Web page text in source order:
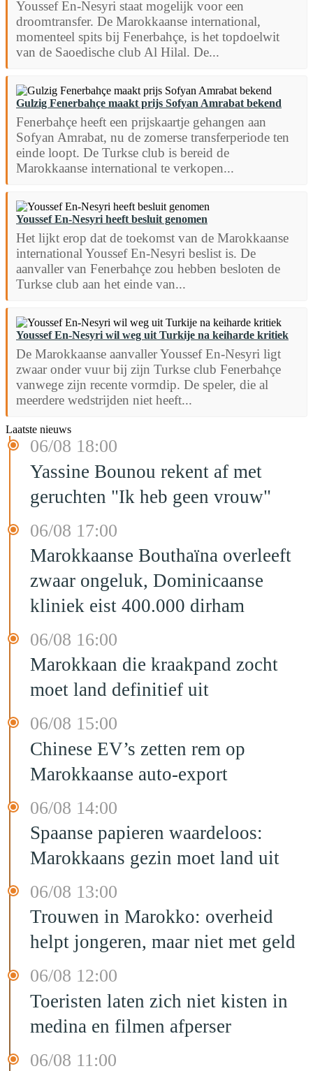
Youssef En-Nesyri staat mogelijk voor een
droomtransfer. De Marokkaanse international,
momenteel spits bij Fenerbahçe, is het topdoelwit
van de Saoedische club Al Hilal. De...
Gulzig Fenerbahçe maakt prijs Sofyan Amrabat bekend
Fenerbahçe heeft een prijskaartje gehangen aan
Sofyan Amrabat, nu de zomerse transferperiode ten
einde loopt. De Turkse club is bereid de
Marokkaanse international te verkopen...
Youssef En-Nesyri heeft besluit genomen
Het lijkt erop dat de toekomst van de Marokkaanse
international Youssef En-Nesyri beslist is. De
aanvaller van Fenerbahçe zou hebben besloten de
Turkse club aan het einde van...
Youssef En-Nesyri wil weg uit Turkije na keiharde kritiek
De Marokkaanse aanvaller Youssef En-Nesyri ligt
zwaar onder vuur bij zijn Turkse club Fenerbahçe
vanwege zijn recente vormdip. De speler, die al
meerdere wedstrijden niet heeft...
Laatste nieuws
06/08 18:00
Yassine Bounou rekent af met
geruchten "Ik heb geen vrouw"
06/08 17:00
Marokkaanse Bouthaïna overleeft
zwaar ongeluk, Dominicaanse
kliniek eist 400.000 dirham
06/08 16:00
Marokkaan die kraakpand zocht
moet land definitief uit
06/08 15:00
Chinese EV’s zetten rem op
Marokkaanse auto-export
06/08 14:00
Spaanse papieren waardeloos:
Marokkaans gezin moet land uit
06/08 13:00
Trouwen in Marokko: overheid
helpt jongeren, maar niet met geld
06/08 12:00
Toeristen laten zich niet kisten in
medina en filmen afperser
06/08 11:00